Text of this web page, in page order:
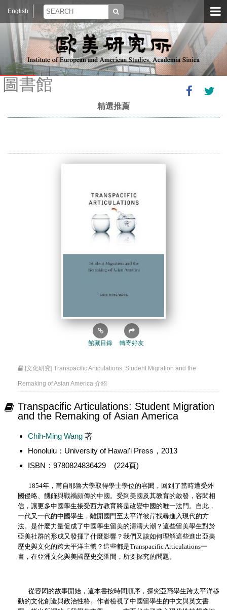
English
圖書館
精選推薦
館藏目錄 轉寄好友
[文化研究] Transpacific Articulations: Student Migration and the
Remaking of Asian America 介紹
Transpacific Articulations: Student Migration
and the Remaking of Asian America
Chih-Ming Wang著
Honolulu：University of Hawai'i Press，2013
ISBN：9780824836429 (224頁)
1854年，甫自耶魯大學取得學士學位的容閎，回到了當時遭受外
國侵略、饑饉與戰禍頻傳的中國。受到美國及其教育的啟發，容閎相
信，讓更多中國學生接受西方教育將是改變中國的唯一法門。自此，
一代又一代的中國學生，離開國門至太平洋彼岸找尋進入現代的方
法。是什麼力量促成了中國學生留美的濤濤大潮？這些留美學生對於
亞美社群的形成又發揮了什麼影響？我們又該如何理解這些進出亞美
歷史與文化的跨太平洋主體？這些都是Transpacific Articulations一
書，在亞洲文化與美國歷史交匯間，所要探究的問題。
從容閎的故事開始，這本書按時間順序，探究亞裔學生跨太平洋移
動的文化創造與政治性格。作者檢視了中國留學生的中文與英文書